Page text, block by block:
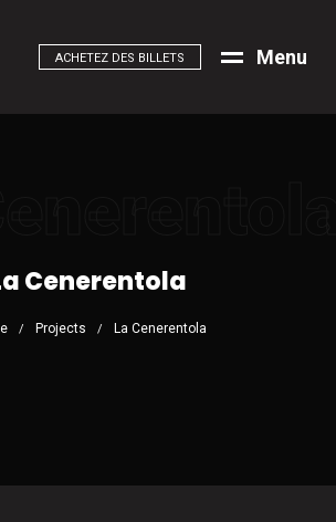
ACHETEZ DES BILLETS Menu
Cenerentola
/ Projects / La Cenerentola